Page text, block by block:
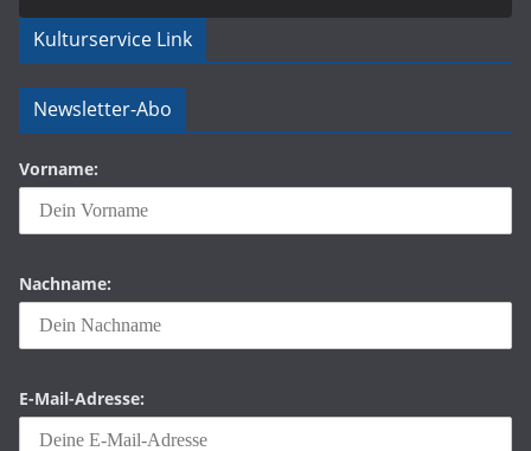
Kulturservice Link
Newsletter-Abo
Vorname:
Nachname:
E-Mail-Adresse: